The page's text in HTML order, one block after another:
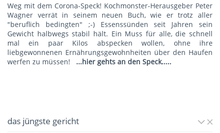
Weg mit dem Corona-Speck! Kochmonster-Herausgeber Peter
Wagner verrät in seinem neuen Buch, wie er trotz aller
"beruflich bedingten" ;-) Essenssünden seit Jahren sein
Gewicht halbwegs stabil hält. Ein Muss für alle, die schnell
mal ein paar Kilos abspecken wollen, ohne ihre
liebgewonnenen Ernährungsgewohnheiten über den Haufen
werfen zu müssen!
...hier gehts an den Speck.....
das jüngste gericht